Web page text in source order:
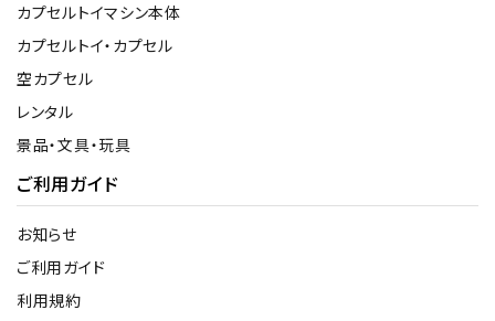
カプセルトイマシン本体
カプセルトイ・カプセル
空カプセル
レンタル
景品・文具・玩具
ご利用ガイド
お知らせ
ご利用ガイド
利用規約